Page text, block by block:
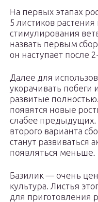
На первых этапах
5 листиков
стимулирования
назвать первым
он наступает после
Далее для
укорачивать побеги
развитые
появятся новые
слабее
второго варианта
станут развиваться
появляться меньше.
Базилик — очень
культура. Листья
для приготовления